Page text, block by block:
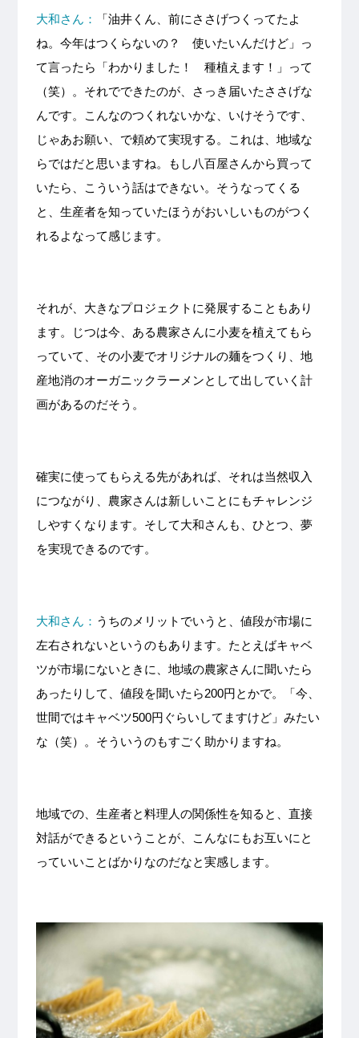
大和さん：
「油井くん、前にささげつくってたよ
ね。今年はつくらないの？ 使いたいんだけど」っ
て言ったら「わかりました！ 種植えます！」って
（笑）。それでできたのが、さっき届いたささげな
んです。こんなのつくれないかな、いけそうです、
じゃあお願い、で頼めて実現する。これは、地域な
らではだと思いますね。もし八百屋さんから買って
いたら、こういう話はできない。そうなってくる
と、生産者を知っていたほうがおいしいものがつく
れるよなって感じます。
それが、大きなプロジェクトに発展することもあり
ます。じつは今、ある農家さんに小麦を植えてもら
っていて、その小麦でオリジナルの麺をつくり、地
産地消のオーガニックラーメンとして出していく計
画があるのだそう。
確実に使ってもらえる先があれば、それは当然収入
につながり、農家さんは新しいことにもチャレンジ
しやすくなります。そして大和さんも、ひとつ、夢
を実現できるのです。
大和さん： うちのメリットでいうと、値段が市場に
左右されないというのもあります。たとえばキャベ
ツが市場にないときに、地域の農家さんに聞いたら
あったりして、値段を聞いたら200円とかで。「今、
世間ではキャベツ500円ぐらいしてますけど」みたい
な（笑）。そういうのもすごく助かりますね。
地域での、生産者と料理人の関係性を知ると、直接
対話ができるということが、こんなにもお互いにと
っていいことばかりなのだなと実感します。